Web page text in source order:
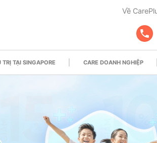
Về
TẠI SINGAPORE CARE DOANH NGHIỆP